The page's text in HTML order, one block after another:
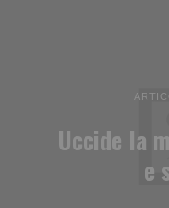
Uccide la
e